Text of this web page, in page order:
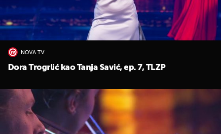
NOVA TV
Dora Trogrlić kao Tanja Savić, ep. 7, TLZP